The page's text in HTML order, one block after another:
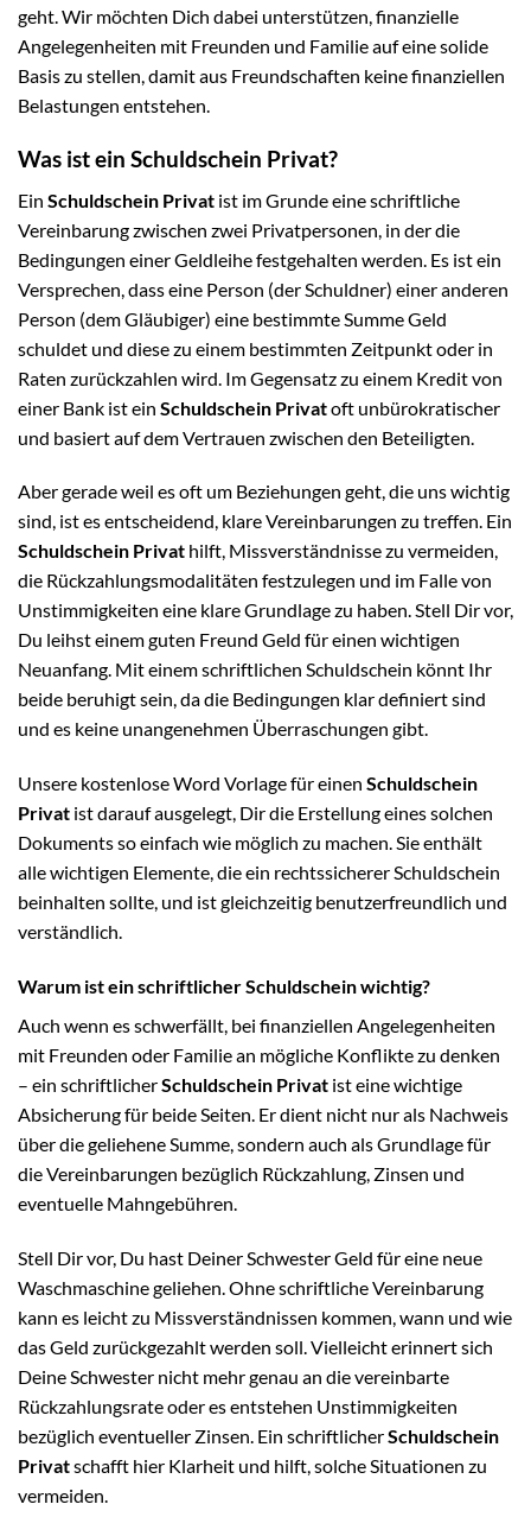
geht. Wir möchten Dich dabei unterstützen, finanzielle
Angelegenheiten mit Freunden und Familie auf eine solide
Basis zu stellen, damit aus Freundschaften keine finanziellen
Belastungen entstehen.
Was ist ein Schuldschein Privat?
Ein Schuldschein Privat ist im Grunde eine schriftliche
Vereinbarung zwischen zwei Privatpersonen, in der die
Bedingungen einer Geldleihe festgehalten werden. Es ist ein
Versprechen, dass eine Person (der Schuldner) einer anderen
Person (dem Gläubiger) eine bestimmte Summe Geld
schuldet und diese zu einem bestimmten Zeitpunkt oder in
Raten zurückzahlen wird. Im Gegensatz zu einem Kredit von
einer Bank ist ein Schuldschein Privatoft unbürokratischer
und basiert auf dem Vertrauen zwischen den Beteiligten.
Aber gerade weil es oft um Beziehungen geht, die uns wichtig
sind, ist es entscheidend, klare Vereinbarungen zu treffen. Ein
Schuldschein Privat hilft, Missverständnisse zu vermeiden,
die Rückzahlungsmodalitäten festzulegen und im Falle von
Unstimmigkeiten eine klare Grundlage zu haben. Stell Dir vor,
Du leihst einem guten Freund Geld für einen wichtigen
Neuanfang. Mit einem schriftlichen Schuldschein könnt Ihr
beide beruhigt sein, da die Bedingungen klar definiert sind
und es keine unangenehmen Überraschungen gibt.
Unsere kostenlose Word Vorlage für einen Schuldschein
Privat ist darauf ausgelegt, Dir die Erstellung eines solchen
Dokuments so einfach wie möglich zu machen. Sie enthält
alle wichtigen Elemente, die ein rechtssicherer Schuldschein
beinhalten sollte, und ist gleichzeitig benutzerfreundlich und
verständlich.
Warum ist ein schriftlicher Schuldschein wichtig?
Auch wenn es schwerfällt, bei finanziellen Angelegenheiten
mit Freunden oder Familie an mögliche Konflikte zu denken
– ein schriftlicherSchuldschein Privat ist eine wichtige
Absicherung für beide Seiten. Er dient nicht nur als Nachweis
über die geliehene Summe, sondern auch als Grundlage für
die Vereinbarungen bezüglich Rückzahlung, Zinsen und
eventuelle Mahngebühren.
Stell Dir vor, Du hast Deiner Schwester Geld für eine neue
Waschmaschine geliehen. Ohne schriftliche Vereinbarung
kann es leicht zu Missverständnissen kommen, wann und wie
das Geld zurückgezahlt werden soll. Vielleicht erinnert sich
Deine Schwester nicht mehr genau an die vereinbarte
Rückzahlungsrate oder es entstehen Unstimmigkeiten
bezüglich eventueller Zinsen. Ein schriftlicherSchuldschein
Privatschafft hier Klarheit und hilft, solche Situationen zu
vermeiden.